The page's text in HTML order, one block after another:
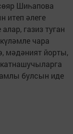
Шиһапова
итеп әлеге
газиз туган
чара
мәдәният йорты,
булсын иде